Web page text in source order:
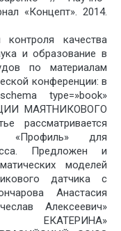
«Концепт». 2014.
качества
и образование в
по материалам
конференции: в
type=»book»
МАЯТНИКОВОГО
рассматривается
«Профиль» для
Предложен и
моделей
датчика с
Анастасия
Алексеевич»
ЕКАТЕРИНА»